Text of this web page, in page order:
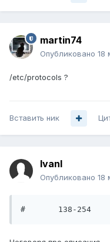
martin74
Опубликовано 18
/etc/protocols ?
Вставить ник
IvanI
Опубликовано 18
#       138-254